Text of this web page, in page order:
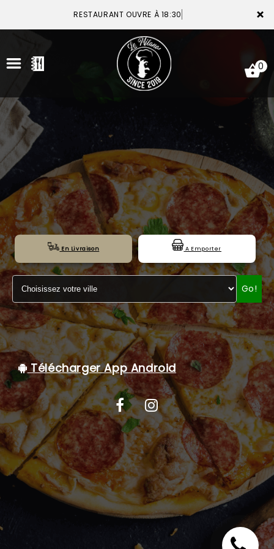
×
RESTAURANT OUVRE À 18:30
ACCUEIL
LA CARTE
VOTRE COMPTE
NOTRE RESTAURANT
VOS AVIS
MENTIONS LÉGALES
C.G.V
0
En Livraison A Emporter
Go!
Télécharger App Android